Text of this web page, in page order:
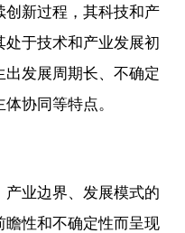
新过程，其科技和产
于技术和产业发展初
发展周期长、不确定
协同等特点。
业边界、发展模式的
瞻性和不确定性而呈现